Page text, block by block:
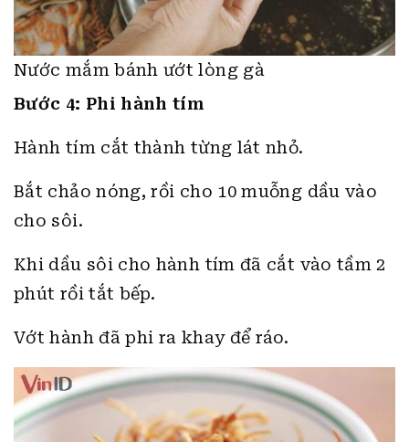
Nước mắm bánh ướt lòng gà
Bước 4: Phi hành tím
Hành tím cắt thành từng lát nhỏ.
Bắt chảo nóng, rồi cho 10 muỗng dầu vào
cho sôi.
Khi dầu sôi cho hành tím đã cắt vào tầm 2
phút rồi tắt bếp.
Vớt hành đã phi ra khay để ráo.